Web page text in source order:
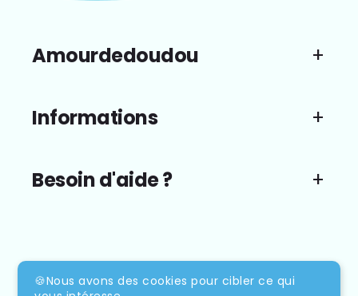
Amourdedoudou
Informations
Besoin d'aide ?
Moyens
de
🍪Nous avons des cookies pour cibler ce qui